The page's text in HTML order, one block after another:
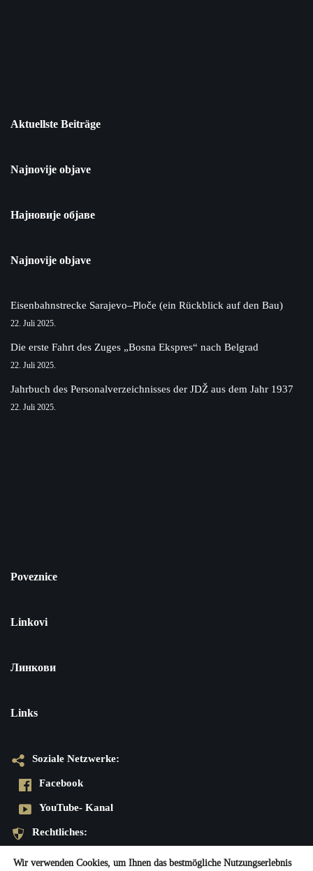
Aktuellste Beiträge
Najnovije objave
Најновије објаве
Najnovije objave
Eisenbahnstrecke Sarajevo–Ploče (ein Rückblick auf den Bau)
22. Juli 2025.
Die erste Fahrt des Zuges „Bosna Ekspres“ nach Belgrad
22. Juli 2025.
Jahrbuch des Personalverzeichnisses der JDŽ aus dem Jahr 1937
22. Juli 2025.
Poveznice
Linkovi
Линкови
Links
Soziale Netzwerke:
Facebook
YouTube- Kanal
Rechtliches:
Datenschutzerklärung
Wir verwenden Cookies, um Ihnen das bestmögliche Nutzungserlebnis